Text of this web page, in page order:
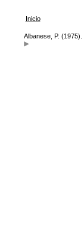
Inicio
Albanese, P. (1975).